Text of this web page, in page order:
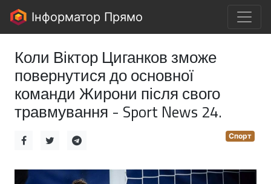
Інформатор Прямо
Коли Віктор Циганков зможе
повернутися до основної
команди Жирони після свого
травмування - Sport News 24.
Спорт